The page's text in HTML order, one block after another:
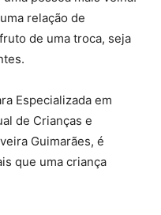
relação de
de uma troca, seja
Especializada em
de Crianças e
Guimarães, é
que uma criança